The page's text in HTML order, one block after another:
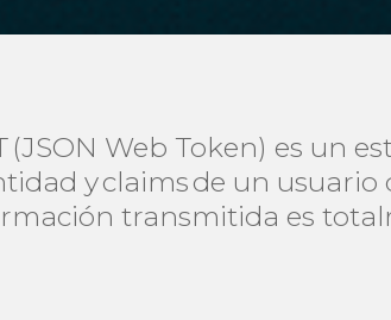
(JSON Web Token) es un
y claims de un
transmitida es